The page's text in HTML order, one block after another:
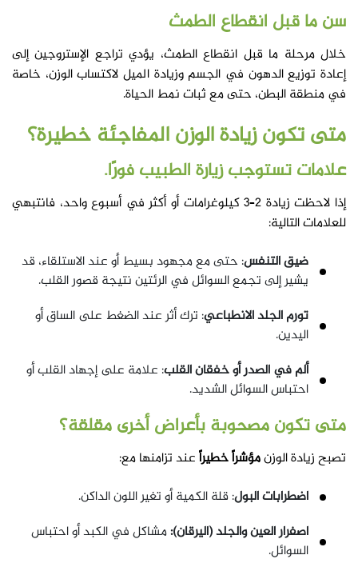
سن ما قبل انقطاع الطمث
خلال مرحلة ما قبل انقطاع الطمث، يؤدي تراجع الإستروجين إلى
إعادة توزيع الدهون في الجسم وزيادة الميل لاكتساب الوزن، خاصة
في منطقة البطن، حتى مع ثبات نمط الحياة.
متى تكون زيادة الوزن المفاجئة خطيرة؟
علامات تستوجب زيارة الطبيب فورًا.
إذا لاحظت زيادة 2–3 كيلوغرامات أو أكثر في أسبوع واحد، فانتبهي
للعلامات التالية:
ضيق التنفس: حتى مع مجهود بسيط أو عند الاستلقاء، قد
يشير إلى تجمع السوائل في الرئتين نتيجة قصور القلب.
تورم الجلد الانطباعي: ترك أثر عند الضغط على الساق أو
اليدين.
ألم في الصدر أو خفقان القلب: علامة على إجهاد القلب أو
احتباس السوائل الشديد.
متى تكون مصحوبة بأعراض أخرى مقلقة؟
تصبح زيادة الوزنمؤشراً خطيراًعند تزامنها مع:
اضطرابات البول: قلة الكمية أو تغير اللون الداكن.
اصفرار العين والجلد (اليرقان):مشاكل في الكبد أو احتباس
السوائل.